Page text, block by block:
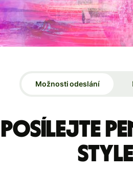
Možnosti odeslání
Posílejte